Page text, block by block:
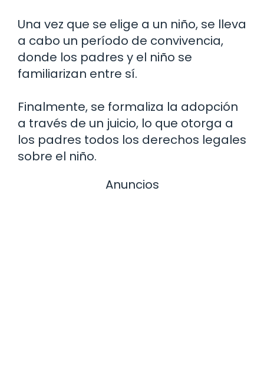
Una vez que se elige a un niño, se lleva
a cabo un período de convivencia,
donde los padres y el niño se
familiarizan entre sí.
Finalmente, se formaliza la adopción
a través de un juicio, lo que otorga a
los padres todos los derechos legales
sobre el niño.
Anuncios